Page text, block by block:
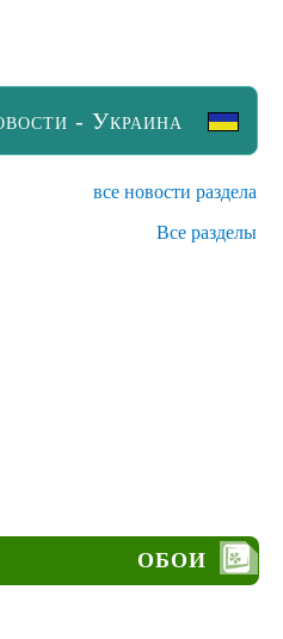
- Украина
все новости раздела
Все разделы
ОБОИ